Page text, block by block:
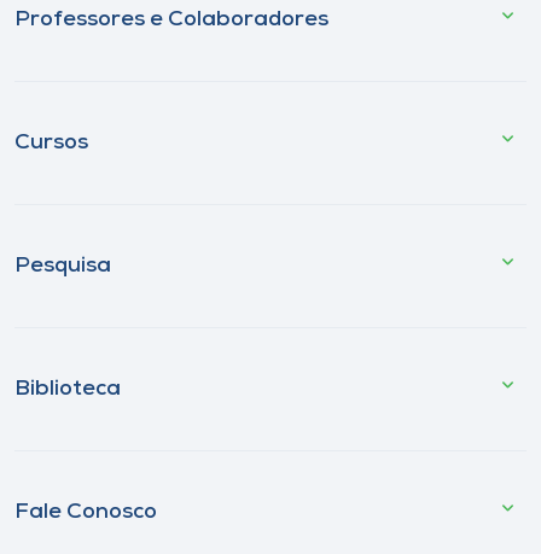
Professores e Colaboradores
Cursos
Pesquisa
Biblioteca
Fale Conosco